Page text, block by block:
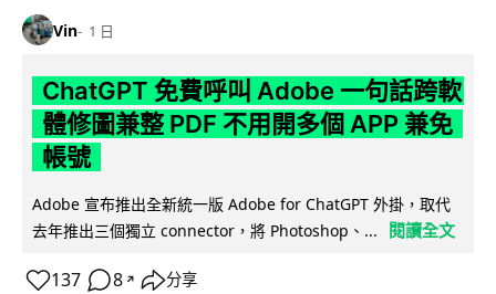
Vin 1 日
ChatGPT 免費呼叫 Adobe 一句話跨軟
體修圖兼整 PDF 不用開多個 APP 兼免
帳號
Adobe 宣布推出全新統一版 Adobe for ChatGPT 外掛，取代
去年推出三個獨立 connector，將 Photoshop、...
閱讀全文
137 8 ↗ 分享